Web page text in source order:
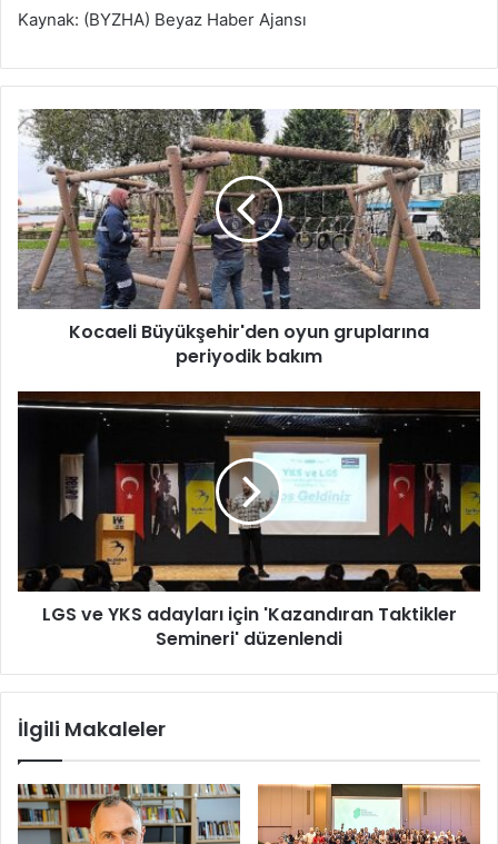
Kaynak: (BYZHA) Beyaz Haber Ajansı
K
o
a
e
l
i
B
ü
ş
n
n
r
l
a
Kocaeli Büyükşehir'den oyun gruplarına
periyodik bakım
L
a
ç
i
LGS ve YKS adayları için 'Kazandıran Taktikler
Semineri' düzenlendi
İlgili Makaleler